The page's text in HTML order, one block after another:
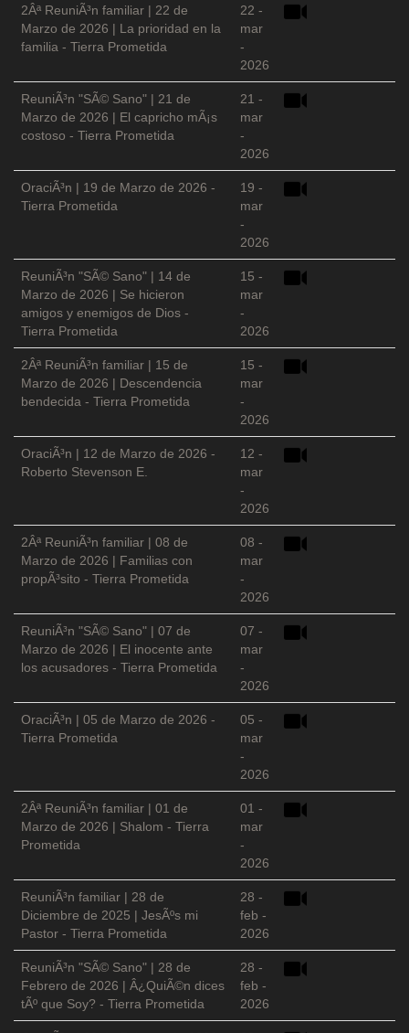
2Âª ReuniÃ³n familiar | 22 de
Marzo de 2026 | La prioridad en la
familia - Tierra Prometida
22 -
mar
-
2026
ReuniÃ³n "SÃ© Sano" | 21 de
Marzo de 2026 | El capricho mÃ¡s
costoso - Tierra Prometida
21 -
mar
-
2026
OraciÃ³n | 19 de Marzo de 2026 -
Tierra Prometida
19 -
mar
-
2026
ReuniÃ³n "SÃ© Sano" | 14 de
Marzo de 2026 | Se hicieron
amigos y enemigos de Dios -
Tierra Prometida
15 -
mar
-
2026
2Âª ReuniÃ³n familiar | 15 de
Marzo de 2026 | Descendencia
bendecida - Tierra Prometida
15 -
mar
-
2026
OraciÃ³n | 12 de Marzo de 2026 -
Roberto Stevenson E.
12 -
mar
-
2026
2Âª ReuniÃ³n familiar | 08 de
Marzo de 2026 | Familias con
propÃ³sito - Tierra Prometida
08 -
mar
-
2026
ReuniÃ³n "SÃ© Sano" | 07 de
Marzo de 2026 | El inocente ante
los acusadores - Tierra Prometida
07 -
mar
-
2026
OraciÃ³n | 05 de Marzo de 2026 -
Tierra Prometida
05 -
mar
-
2026
2Âª ReuniÃ³n familiar | 01 de
Marzo de 2026 | Shalom - Tierra
Prometida
01 -
mar
-
2026
ReuniÃ³n familiar | 28 de
Diciembre de 2025 | JesÃºs mi
Pastor - Tierra Prometida
28 -
feb -
2026
ReuniÃ³n "SÃ© Sano" | 28 de
Febrero de 2026 | Â¿QuiÃ©n dices
tÃº que Soy? - Tierra Prometida
28 -
feb -
2026